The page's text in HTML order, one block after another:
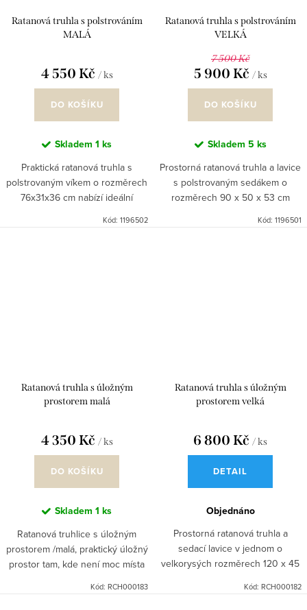
Ratanová truhla s polstrováním
MALÁ
4 550 Kč / ks
DO KOŠÍKU
Skladem 1 ks
Praktická ratanová truhla s
polstrovaným víkem o rozměrech
76x31x36 cm nabízí ideální
pohodlného sedátka či podnožky.
Kód: 1196502
Ratanová truhla s polstrováním
VELKÁ
7 500 Kč
5 900 Kč / ks
DO KOŠÍKU
Skladem 5 ks
Prostorná ratanová truhla a lavice
s polstrovaným sedákem o
rozměrech 90 x 50 x 53 cm
elegantním odstínu Kubu Grey je
Kód: 1196501
Ratanová truhla s úložným
prostorem malá
4 350 Kč / ks
DO KOŠÍKU
Skladem 1 ks
Ratanová truhlice s úložným
prostorem /malá, praktický úložný
prostor tam, kde není moc místa
polstru v látce kanvas (se zipem).
Kód: RCH000183
Ratanová truhla s úložným
prostorem velká
6 800 Kč / ks
DETAIL
Objednáno
Prostorná ratanová truhla a
sedací lavice v jednom o
velkorysých rozměrech 120 x 45
nabízí praktický úložný prostor i
Kód: RCH000182